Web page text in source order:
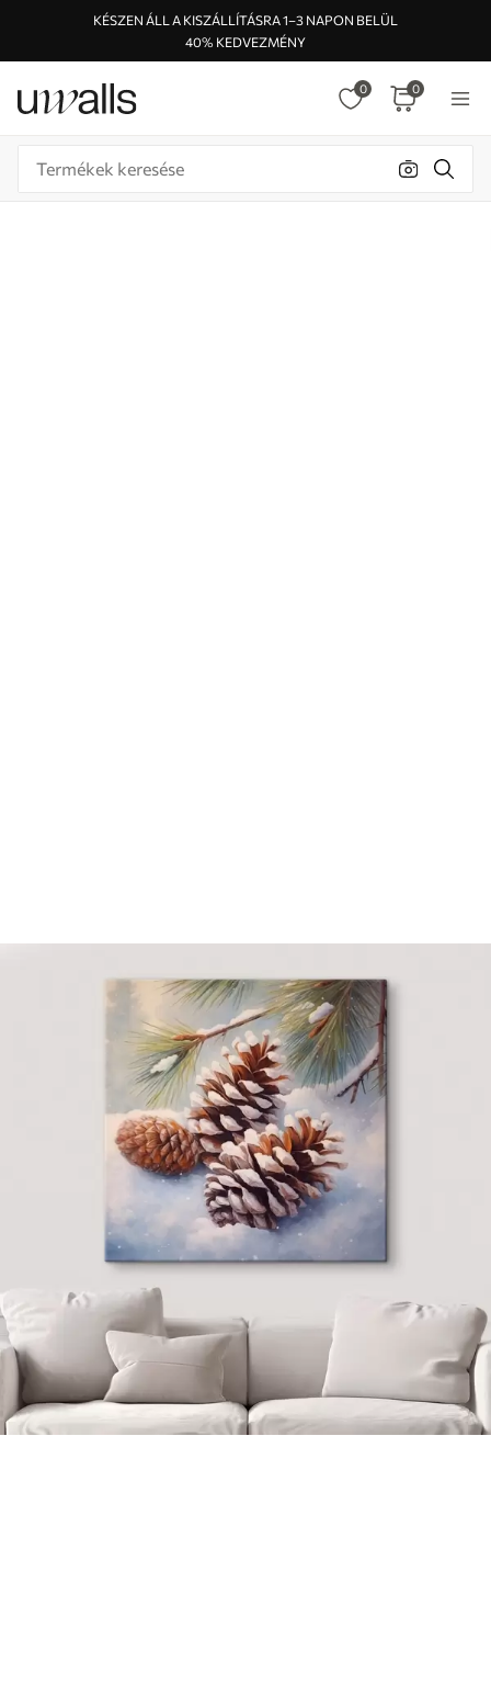
KÉSZEN ÁLL A KISZÁLLÍTÁSRA 1–3 NAPON BELÜL
40% KEDVEZMÉNY
0 0